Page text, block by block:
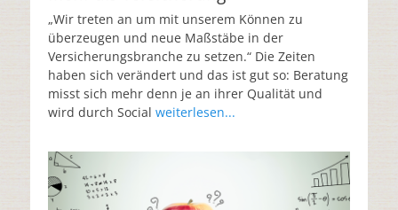
„Wir treten an um mit unserem Können zu
überzeugen und neue Maßstäbe in der
Versicherungsbranche zu setzen.“ Die Zeiten
haben sich verändert und das ist gut so: Beratung
misst sich mehr denn je an ihrer Qualität und
wird durch Social weiterlesen...